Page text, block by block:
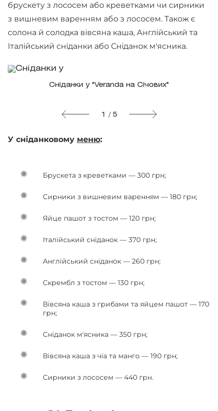
брускету з лососем або креветками чи сирники
з вишневим варенням або з лососем. Також є
солона й солодка вівсяна каша, Англійський та
Італійський сніданки або Сніданок м'ясника.
Сніданки у "Veranda на Січових"
1 / 5
У сніданковому меню:
Брускета з креветками — 300 грн;
Сирники з вишневим варенням — 180 грн;
Яйце пашот з тостом — 120 грн;
Італійський сніданок — 370 грн;
Англійський сніданок — 260 грн;
Скрембл з тостом — 130 грн;
Вівсяна каша з грибами та яйцем пашот — 170
грн;
Сніданок м'ясника — 350 грн;
Вівсяна каша з чіа та манго — 190 грн;
Сирники з лососем — 440 грн.